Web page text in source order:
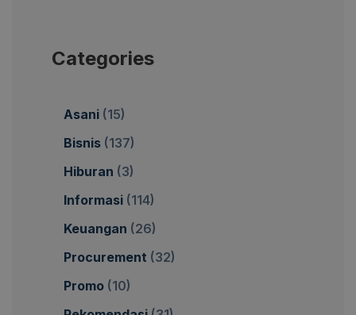
Categories
Asani (15)
Bisnis (137)
Hiburan (3)
Informasi (114)
Keuangan (26)
Procurement (32)
Promo (10)